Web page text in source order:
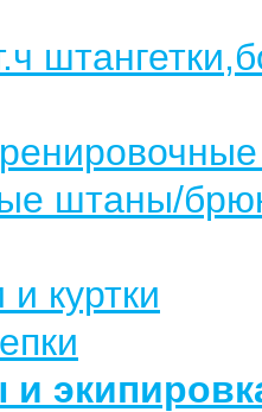
штаны/
и куртки
и